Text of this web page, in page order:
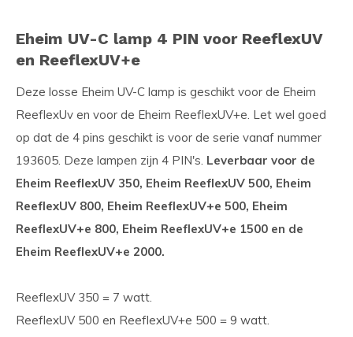
Eheim UV-C lamp 4 PIN voor ReeflexUV
en ReeflexUV+e
Deze losse Eheim UV-C lamp is geschikt voor de Eheim
ReeflexUv en voor de Eheim ReeflexUV+e. Let wel goed
op dat de 4 pins geschikt is voor de serie vanaf nummer
193605. Deze lampen zijn 4 PIN's. Leverbaar voor de
Eheim ReeflexUV 350, Eheim ReeflexUV 500, Eheim
ReeflexUV 800, Eheim ReeflexUV+e 500, Eheim
ReeflexUV+e 800, Eheim ReeflexUV+e 1500 en de
Eheim ReeflexUV+e 2000.
ReeflexUV 350 = 7 watt.
ReeflexUV 500 en ReeflexUV+e 500 = 9 watt.